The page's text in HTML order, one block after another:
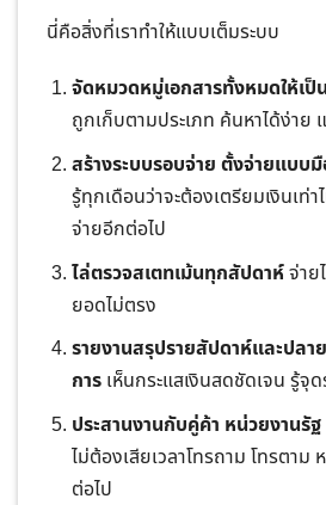
นี่คือสิ่งที่เราทำให้แบบเต็มระบบ
จัดหมวดหมู่เอกสารทั้งหมดให้เป็
ถูกเก็บตามประเภท ค้นหาได้ง่าย
สร้างระบบรอบจ่าย ตั้งจ่ายแบบ
รู้ทุกเดือนว่าจะต้องเตรียมเงินเท่
จ่ายอีกต่อไป
ไล่ตรวจสเตทเม้นทุกสัปดาห์จ่าย
ยอดไม่ตรง
รายงานสรุปรายสัปดาห์และปลา
การ เห็นกระแสเงินสดชัดเจน รู้จุ
ประสานงานกับคู่ค้า หน่วยงาน
ไม่ต้องเสียเวลาโทรถาม โทรตาม
ต่อไป